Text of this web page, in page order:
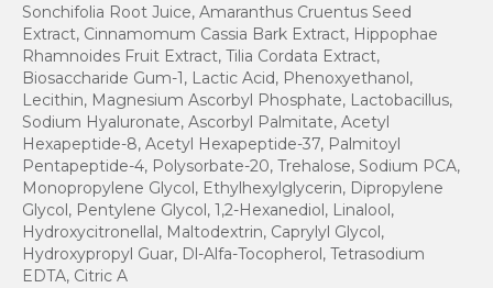
Sonchifolia Root Juice, Amaranthus Cruentus Seed
Extract, Cinnamomum Cassia Bark Extract, Hippophae
Rhamnoides Fruit Extract, Tilia Cordata Extract,
Biosaccharide Gum-1, Lactic Acid, Phenoxyethanol,
Lecithin, Magnesium Ascorbyl Phosphate, Lactobacillus,
Sodium Hyaluronate, Ascorbyl Palmitate, Acetyl
Hexapeptide-8, Acetyl Hexapeptide-37, Palmitoyl
Pentapeptide-4, Polysorbatе-20, Trehalose, Sodium PCA,
Monopropylene Glycol, Ethylhexylglycerin, Dipropylene
Glycol, Pentylene Glycol, 1,2-Hexanediol, Linalool,
Hydroxycitronellal, Maltodextrin, Caprylyl Glycol,
Hydroxypropyl Guar, Dl-Alfa-Tocopherol, Tetrasodium
EDTA, Citric A